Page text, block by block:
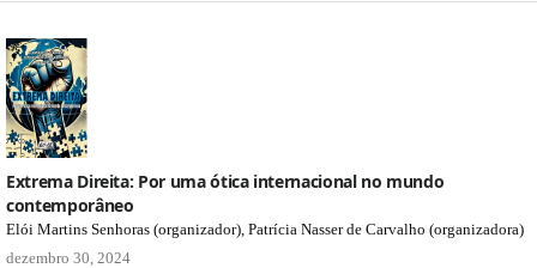
Extrema Direita: Por uma ótica internacional no mundo
contemporâneo
Elói Martins Senhoras (organizador), Patrícia Nasser de Carvalho (organizadora)
dezembro 30, 2024